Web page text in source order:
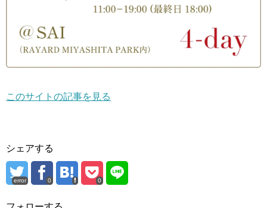
このサイトの記事を見る
シェアする
error 0 0